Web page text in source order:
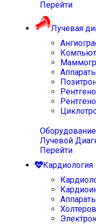
Перейти
Лучевая
Лучевой
Перейти
Кардиология